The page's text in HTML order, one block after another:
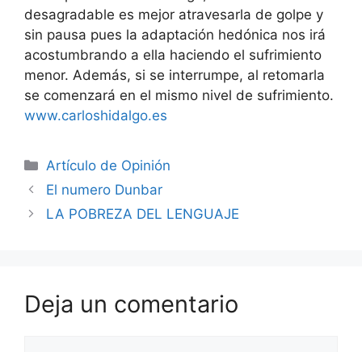
desagradable es mejor atravesarla de golpe y
sin pausa pues la adaptación hedónica nos irá
acostumbrando a ella haciendo el sufrimiento
menor. Además, si se interrumpe, al retomarla
se comenzará en el mismo nivel de sufrimiento.
www.carloshidalgo.es
Artículo de Opinión
El numero Dunbar
LA POBREZA DEL LENGUAJE
Deja un comentario